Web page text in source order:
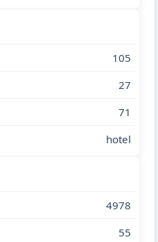
105
27
71
hotel
4978
55